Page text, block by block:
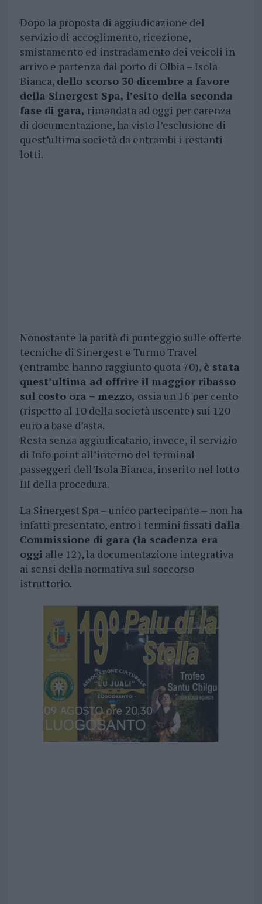
Dopo la proposta di aggiudicazione del
servizio di accoglimento, ricezione,
smistamento ed instradamento dei veicoli in
arrivo e partenza dal porto di Olbia – Isola
Bianca, dello scorso 30 dicembre a favore
della Sinergest Spa, l’esito della seconda
fase di gara, rimandata ad oggi per carenza
di documentazione, ha visto l’esclusione di
quest’ultima società da entrambi i restanti
lotti.
Nonostante la parità di punteggio sulle offerte
tecniche di Sinergest e Turmo Travel
(entrambe hanno raggiunto quota 70), è stata
quest’ultima ad offrire il maggior ribasso
sul costo ora – mezzo, ossia un 16 per cento
(rispetto al 10 della società uscente) sui 120
euro a base d’asta.
Resta senza aggiudicatario, invece, il servizio
di Info point all’interno del terminal
passeggeri dell’Isola Bianca, inserito nel lotto
III della procedura.
La Sinergest Spa – unico partecipante – non ha
infatti presentato, entro i termini fissati dalla
Commissione di gara (la scadenza era
oggi alle 12), la documentazione integrativa
ai sensi della normativa sul soccorso
istruttorio.